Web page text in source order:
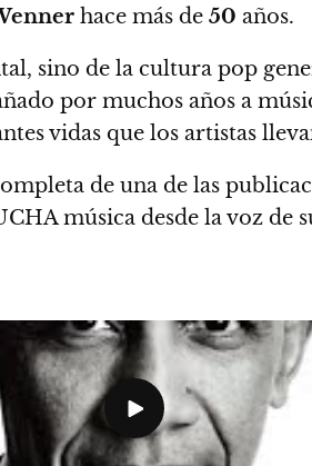
hace más de 50 años.
sino de la cultura pop
por muchos años a
vidas que los artistas
de una de las
música desde la voz de